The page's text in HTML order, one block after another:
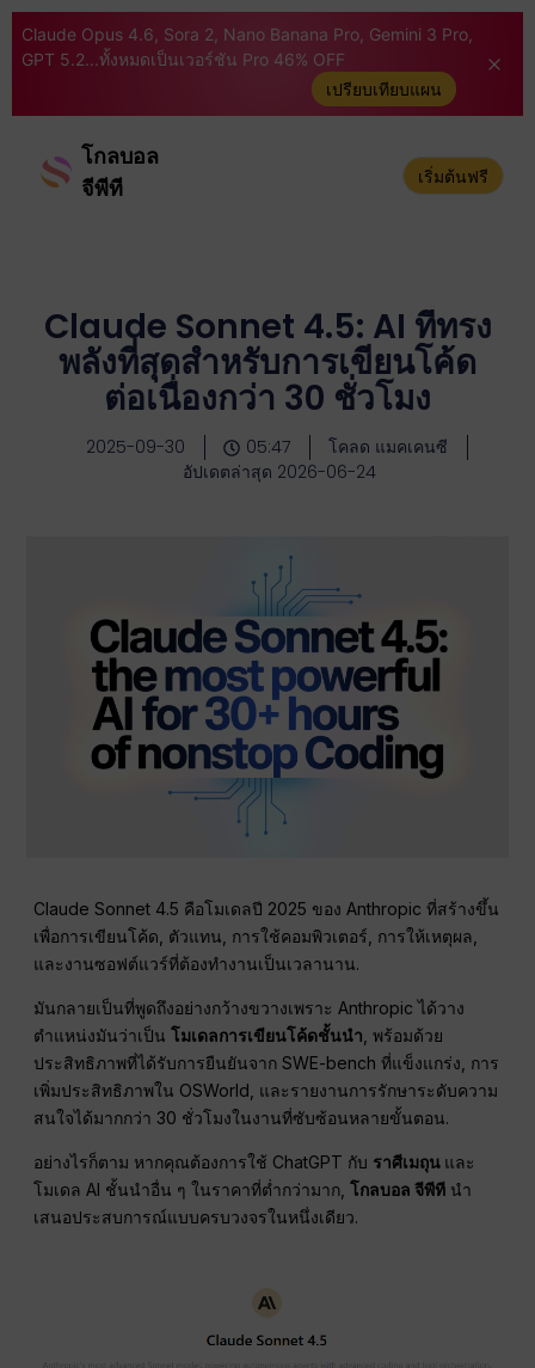
Claude Opus 4.6, Sora 2, Nano Banana Pro, Gemini 3 Pro,
GPT 5.2...ทั้งหมดเป็นเวอร์ชัน Pro 46% OFF
เปรียบเทียบแผน
โกลบอล
จีพีที
เริ่มต้นฟรี
Claude Sonnet 4.5: AI ที่ทรง
พลังที่สุดสำหรับการเขียนโค้ด
ต่อเนื่องกว่า 30 ชั่วโมง
2025-09-30 05:47
โคลด แมคเคนซี
อัปเดตล่าสุด 2026-06-24
Claude Sonnet 4.5 คือโมเดลปี 2025 ของ Anthropic ที่สร้างขึ้น
เพื่อการเขียนโค้ด, ตัวแทน, การใช้คอมพิวเตอร์, การให้เหตุผล,
และงานซอฟต์แวร์ที่ต้องทำงานเป็นเวลานาน.
มันกลายเป็นที่พูดถึงอย่างกว้างขวางเพราะ Anthropic ได้วาง
ตำแหน่งมันว่าเป็นโมเดลการเขียนโค้ดชั้นนำ , พร้อมด้วย
ประสิทธิภาพที่ได้รับการยืนยันจาก SWE-bench ที่แข็งแกร่ง, การ
เพิ่มประสิทธิภาพใน OSWorld, และรายงานการรักษาระดับความ
สนใจได้มากกว่า 30 ชั่วโมงในงานที่ซับซ้อนหลายขั้นตอน.
อย่างไรก็ตาม หากคุณต้องการใช้ ChatGPT กับ ราศีเมถุน และ
โมเดล AI ชั้นนำอื่น ๆ ในราคาที่ต่ำกว่ามาก,โกลบอล จีพีที นำ
เสนอประสบการณ์แบบครบวงจรในหนึ่งเดียว.